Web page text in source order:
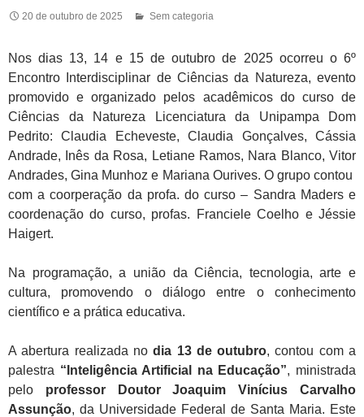
20 de outubro de 2025 Sem categoria
Nos dias 13, 14 e 15 de outubro de 2025 ocorreu o 6º
Encontro Interdisciplinar de Ciências da Natureza, evento
promovido e organizado pelos acadêmicos do curso de
Ciências da Natureza Licenciatura da Unipampa Dom
Pedrito: Claudia Echeveste, Claudia Gonçalves, Cássia
Andrade, Inês da Rosa, Letiane Ramos, Nara Blanco, Vitor
Andrades, Gina Munhoz e Mariana Ourives. O grupo contou
com a coorperação da profa. do curso – Sandra Maders e
coordenação do curso, profas. Franciele Coelho e Jéssie
Haigert.
Na programação,a união da Ciência, tecnologia, arte e
cultura, promovendo o diálogo entre o conhecimento
científico e a prática educativa.
A abertura realizada nodia 13 de outubro, contou coma
palestra “Inteligência Artificial na Educação”, ministrada
pelo professor Doutor Joaquim Vinícius Carvalho
Assunção, da Universidade Federal de Santa Maria. Este